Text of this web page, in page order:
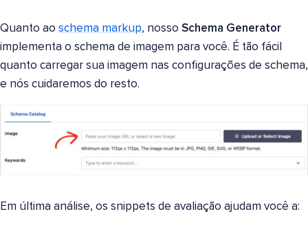
Quanto ao schema markup, nosso Schema Generator
implementa o schema de imagem para você. É tão fácil
quanto carregar sua imagem nas configurações de schema,
e nós cuidaremos do resto.
Em última análise, os snippets de avaliação ajudam você a: